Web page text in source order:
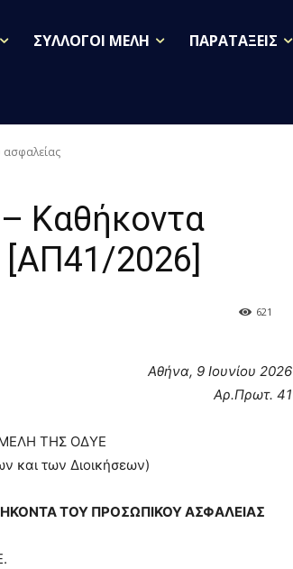
ΣΥΛΛΟΓΟΙ ΜΕΛΗ ΠΑΡΑΤΑΞΕΙΣ
Καθήκοντα
2026]
621
Αθήνα, 9 Ιουνίου 2026
Αρ.Πρωτ. 41
ΤΗΣ ΟΔΥΕ
και των Διοικήσεων)
ΤΟΥ ΠΡΟΣΩΠΙΚΟΥ ΑΣΦΑΛΕΙΑΣ